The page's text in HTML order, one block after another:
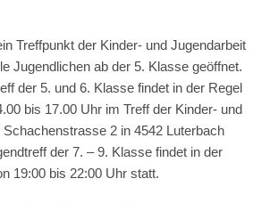
Treffpunkt der Kinder- und Jugendarbeit
Jugendlichen ab der 5. Klasse geöffnet.
der 5. und 6. Klasse findet in der Regel
bis 17.00 Uhr im Treff der Kinder- und
2 in 4542 Luterbach
der 7. – 9. Klasse findet in der
19:00 bis 22:00 Uhr statt.